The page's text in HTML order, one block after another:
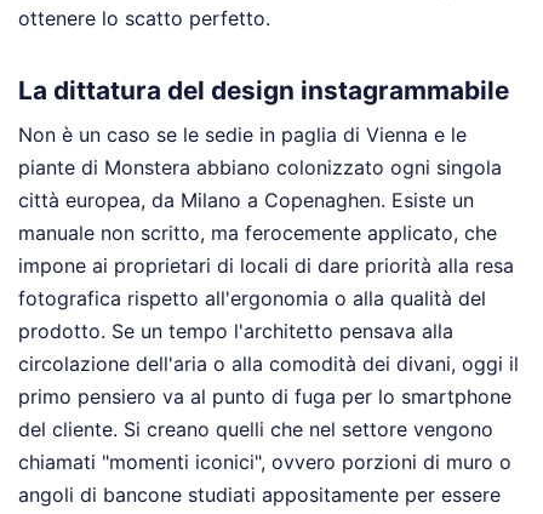
ottenere lo scatto perfetto.
La dittatura del design instagrammabile
Non è un caso se le sedie in paglia di Vienna e le
piante di Monstera abbiano colonizzato ogni singola
città europea, da Milano a Copenaghen. Esiste un
manuale non scritto, ma ferocemente applicato, che
impone ai proprietari di locali di dare priorità alla resa
fotografica rispetto all'ergonomia o alla qualità del
prodotto. Se un tempo l'architetto pensava alla
circolazione dell'aria o alla comodità dei divani, oggi il
primo pensiero va al punto di fuga per lo smartphone
del cliente. Si creano quelli che nel settore vengono
chiamati "momenti iconici", ovvero porzioni di muro o
angoli di bancone studiati appositamente per essere